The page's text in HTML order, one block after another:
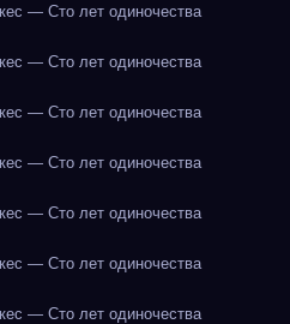
— Сто лет одиночества
— Сто лет одиночества
— Сто лет одиночества
— Сто лет одиночества
— Сто лет одиночества
— Сто лет одиночества
— Сто лет одиночества